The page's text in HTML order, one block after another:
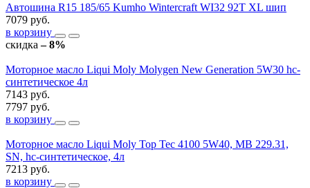
Автошина R15 185/65 Kumho Wintercraft WI32 92T XL шип
7079 руб.
в корзину
скидка– 8%
Моторное масло Liqui Moly Molygen New Generation 5W30 hc-
синтетическое 4л
7143 руб.
7797 руб.
в корзину
Моторное масло Liqui Moly Top Tec 4100 5W40, MB 229.31,
SN, hc-синтетическое, 4л
7213 руб.
в корзину